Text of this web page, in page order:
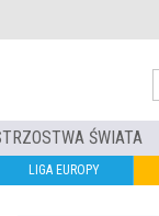
ŚWIATA
LIGA EUROPY